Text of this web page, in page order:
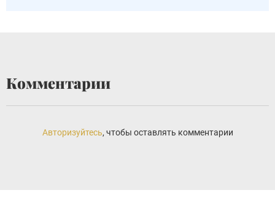
Комментарии
Авторизуйтесь, чтобы оставлять комментарии